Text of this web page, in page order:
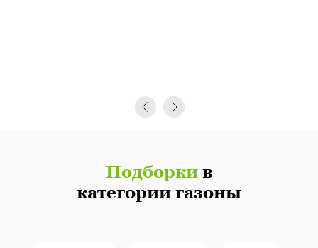
Подборкив
категории газоны